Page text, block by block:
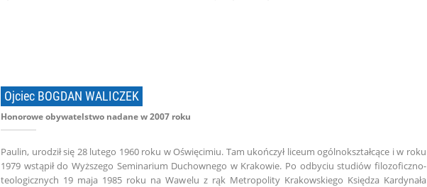
Ojciec BOGDAN WALICZEK
Honorowe obywatelstwo nadane w 2007 roku
Paulin, urodził się 28 lutego 1960 roku w Oświęcimiu. Tam ukończył liceum ogólnokształcące i w roku
1979 wstąpił do Wyższego Seminarium Duchownego w Krakowie. Po odbyciu studiów filozoficzno-
teologicznych 19 maja 1985 roku na Wawelu z rąk Metropolity Krakowskiego Księdza Kardynała